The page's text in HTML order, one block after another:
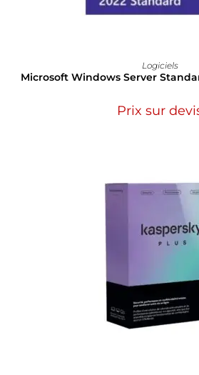
Logiciels
Microsoft Windows Server
Prix sur